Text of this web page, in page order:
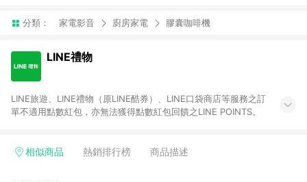
分類： 家電影音 廚房家電 膠囊咖啡機
LINE禮物
LINE旅遊、LINE禮物（原LINE酷券）、LINE口袋商店等服務之訂
單不適用點數紅包，亦無法獲得點數紅包回饋之LINE POINTS。
相似商品 熱銷排行榜 商品描述